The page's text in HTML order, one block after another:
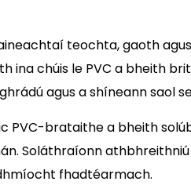
teochta, gaoth
chúis le PVC a bheith
agus a shíneann saol
brataithe a bheith
Soláthraíonn
fhadtéarmach.